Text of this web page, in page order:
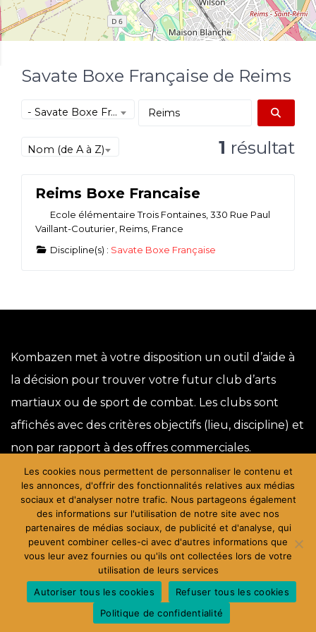
Savate Boxe Française de Reims
- Savate Boxe Française
Nom (de A à Z) 1 résultat
Savate Boxe Française
Reims Boxe Francaise
Ecole élémentaire Trois Fontaines, 330 Rue Paul
Vaillant-Couturier Reims France
Discipline(s) : Savate Boxe Française
Kombazen met à votre disposition un outil d’aide à
la décision pour trouver votre futur club d’arts
martiaux ou de sport de combat. Les clubs sont
affichés avec des critères objectifs (lieu, discipline) et
non par rapport à des offres commerciales.
Contact
Mentions légales
Cookies
Politique de confidentialité
Qui sommes-nous ?
© 2025 Kombazen
Les cookies nous permettent de personnaliser le contenu et
les annonces, d'offrir des fonctionnalités relatives aux médias
sociaux et d'analyser notre trafic. Nous partageons également
des informations sur l'utilisation de notre site avec nos
partenaires de médias sociaux, de publicité et d'analyse, qui
peuvent combiner celles-ci avec d'autres informations que
vous leur avez fournies ou qu'ils ont collectées lors de votre
utilisation de leurs services
Autoriser tous les cookies
Refuser tous les cookies
Politique de confidentialité